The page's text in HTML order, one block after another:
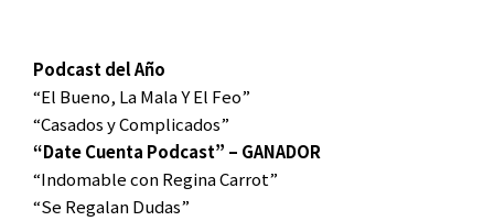
Podcast del Año
“El Bueno, La Mala Y El Feo”
“Casados y Complicados”
“Date Cuenta Podcast” – GANADOR
“Indomable con Regina Carrot”
“Se Regalan Dudas”